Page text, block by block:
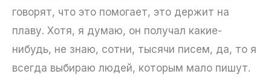
говорят, что это помогает, это держит на
плаву. Хотя, я думаю, он получал какие-
нибудь, не знаю, сотни, тысячи писем, да, то я
всегда выбираю людей, которым мало пишут.